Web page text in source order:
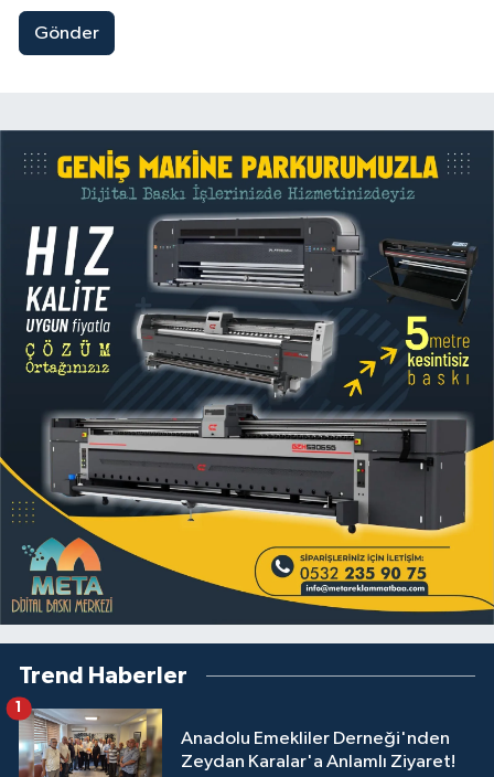
Gönder
Trend Haberler
Anadolu Emekliler Derneği'nden
Zeydan Karalar'a Anlamlı Ziyaret!
1